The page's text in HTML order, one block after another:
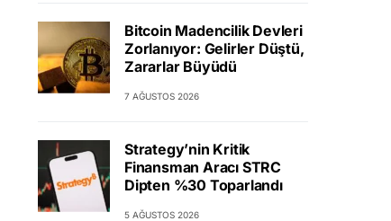
Bitcoin Madencilik Devleri
Zorlanıyor: Gelirler Düştü,
Zararlar Büyüdü
7 AĞUSTOS 2026
Strategy’nin Kritik
Finansman Aracı STRC
Dipten %30 Toparlandı
5 AĞUSTOS 2026